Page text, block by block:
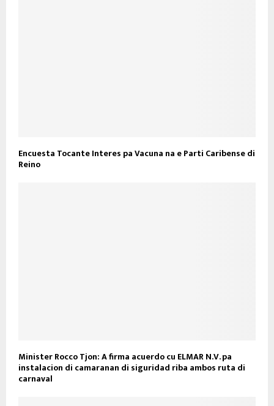
Encuesta Tocante Interes pa Vacuna na e Parti Caribense di
Reino
Minister Rocco Tjon: A firma acuerdo cu ELMAR N.V. pa
instalacion di camaranan di siguridad riba ambos ruta di
carnaval